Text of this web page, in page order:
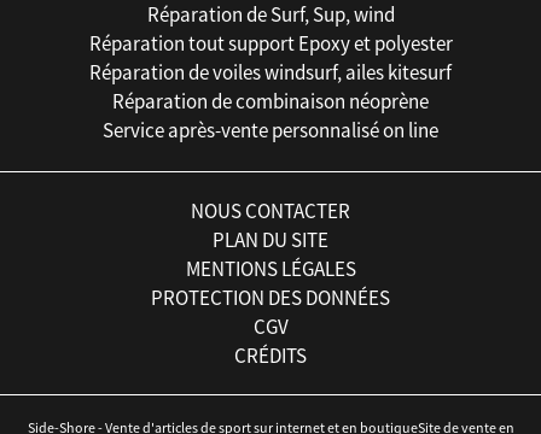
Réparation de Surf, Sup, wind
Réparation tout support Epoxy et polyester
Réparation de voiles windsurf, ailes kitesurf
Réparation de combinaison néoprène
Service après-vente personnalisé on line
NOUS CONTACTER
PLAN DU SITE
MENTIONS LÉGALES
PROTECTION DES DONNÉES
CGV
CRÉDITS
Side-Shore - Vente d'articles de sport sur internet et en boutiqueSite de vente en